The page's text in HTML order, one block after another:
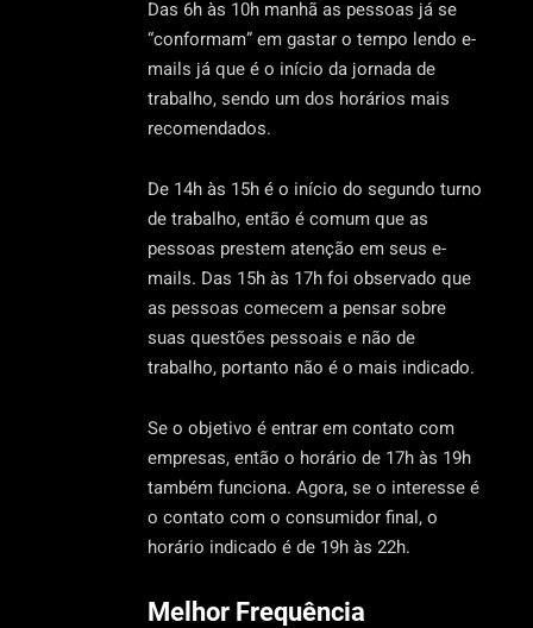
Das 6h às 10h manhã as pessoas já se
“conformam” em gastar o tempo lendo e-
mails já que é o início da jornada de
trabalho, sendo um dos horários mais
recomendados.
De 14h às 15h é o início do segundo turno
de trabalho, então é comum que as
pessoas prestem atenção em seus e-
mails. Das 15h às 17h foi observado que
as pessoas comecem a pensar sobre
suas questões pessoais e não de
trabalho, portanto não é o mais indicado.
Se o objetivo é entrar em contato com
empresas, então o horário de 17h às 19h
também funciona. Agora, se o interesse é
o contato com o consumidor final, o
horário indicado é de 19h às 22h.
Melhor Frequência